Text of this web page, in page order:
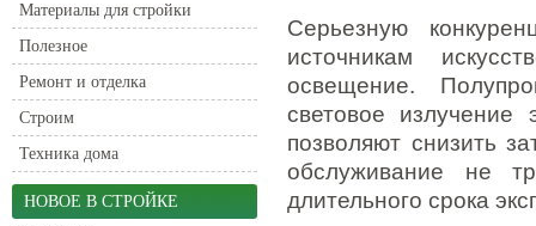
Материалы для стройки
Полезное
Ремонт и отделка
Строим
Техника дома
НОВОЕ В СТРОЙКЕ
Серьезную
источникам
освещение.
световое излучение
позволяют снизить
обслуживание не
длительного срока